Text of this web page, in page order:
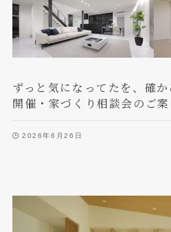
ずっと気になってたを、確
開催・家づくり相談会のご案
2026年6月26日